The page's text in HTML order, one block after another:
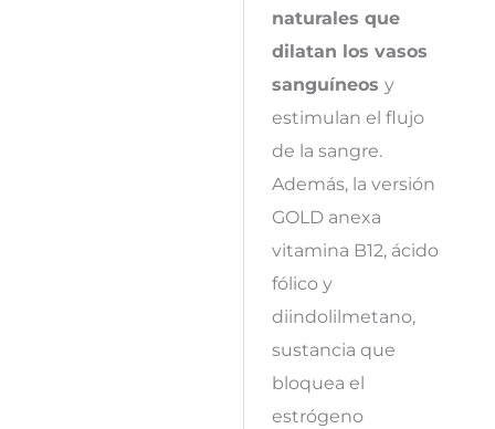
naturales que
dilatan los vasos
sanguíneos y
estimulan el flujo
de la sangre.
Además, la versión
GOLD anexa
vitamina B12, ácido
fólico y
diindolilmetano,
sustancia que
bloquea el
estrógeno